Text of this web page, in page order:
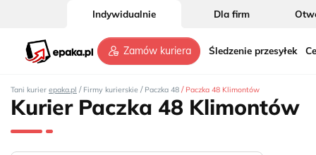
Indywidualnie Dla firm
Zamów kuriera Śledzenie przesyłek
Tani kurier epaka.pl / Firmy kurierskie / Paczka 48 / Paczka 48 Klimontów
Kurier Paczka 48 Klimontów